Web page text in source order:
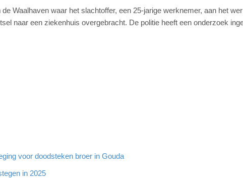
Waalhaven waar het slachtoffer, een 25-jarige werknemer, aan het
naar een ziekenhuis overgebracht. De politie heeft een onderzoek
voor doodsteken broer in Gouda
in 2025